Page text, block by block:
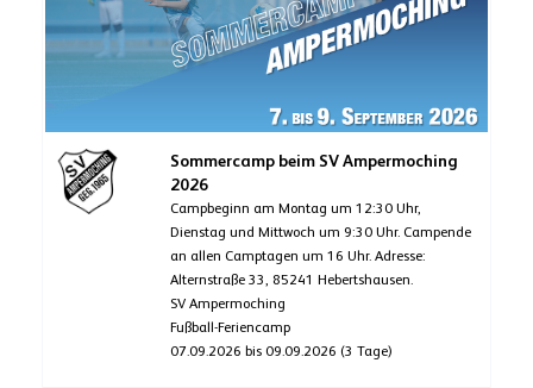
Sommercamp beim SV Ampermoching
2026
Campbeginn am Montag um 12:30 Uhr,
Dienstag und Mittwoch um 9:30 Uhr. Campende
an allen Camptagen um 16 Uhr. Adresse:
Alternstraße 33, 85241 Hebertshausen.
SV Ampermoching
Fußball-Feriencamp
07.09.2026 bis 09.09.2026 (3 Tage)